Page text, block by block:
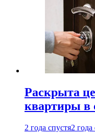
Раскрыта
квартиры в
2 года спустя2 года